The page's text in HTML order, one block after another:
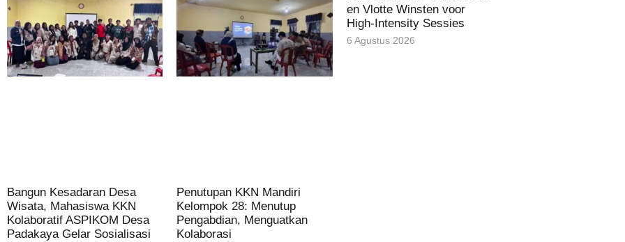
Bangun Kesadaran Desa
Wisata, Mahasiswa KKN
Kolaboratif ASPIKOM Desa
Padakaya Gelar Sosialisasi
Penutupan KKN Mandiri
Kelompok 28: Menutup
Pengabdian, Menguatkan
Kolaborasi
en Vlotte Winsten voor
High‑Intensity Sessies
6 Agustus 2026